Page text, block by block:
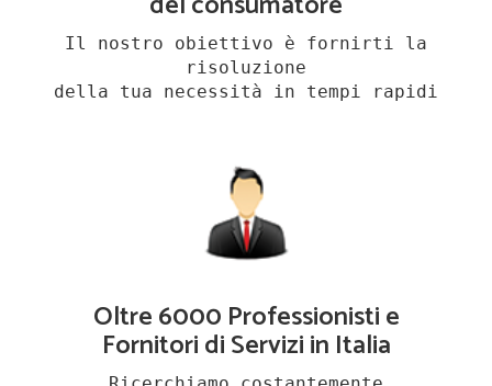
Il nostro obiettivo è fornirti la
risoluzione
della tua necessità in tempi rapidi
Oltre 6000 Professionisti e
Fornitori di Servizi in Italia